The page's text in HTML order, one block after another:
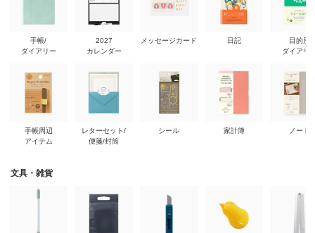
手帳/
ダイアリー
手帳周辺
アイテム
2027
カレンダー
レターセット/
便箋/封筒
メッセージカード
シール
日記
家計簿
目的別
ダイアリ
ノート
文具・雑貨